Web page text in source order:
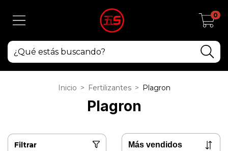
0
Inicio > Fertilizantes > Plagron
Plagron
Filtrar